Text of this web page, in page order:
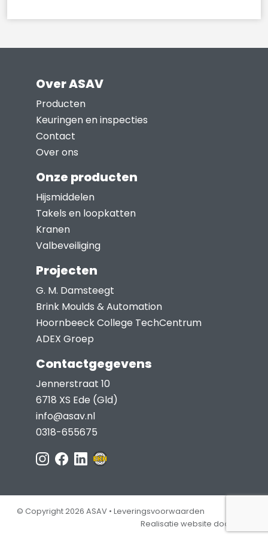
Over ASAV
Producten
Keuringen en inspecties
Contact
Over ons
Onze producten
Hijsmiddelen
Takels en loopkatten
Kranen
Valbeveiliging
Projecten
G. M. Damsteegt
Brink Moulds & Automation
Hoornbeeck College TechCentrum
ADEX Groep
Contactgegevens
Jennerstraat 10
6718 XS Ede (Gld)
info@asav.nl
0318-655675
© Copyright 2026 ASAV • Leveringsvoorwaarden
Realisatie website door Jep!